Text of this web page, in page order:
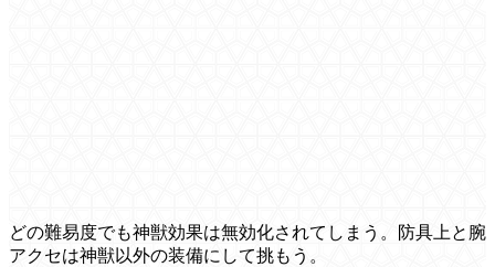
どの難易度でも神獣効果は無効化されてしまう。防具上と腕
アクセは神獣以外の装備にして挑もう。